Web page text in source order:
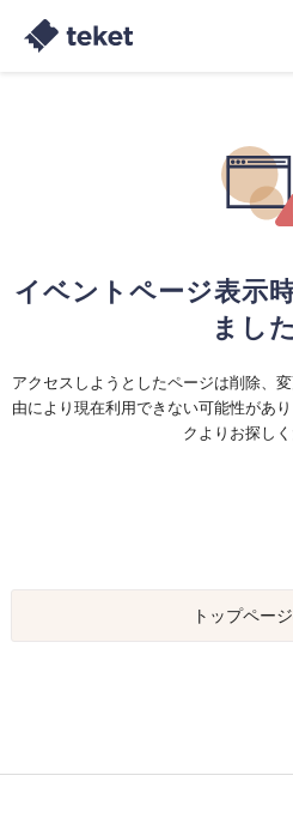
イベントページ表示
ました
アクセスしようとしたページは削除、
由により現在利用できない可能性があ
クよりお探しく
トップペー